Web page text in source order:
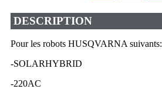
DESCRIPTION
Pour les robots HUSQVARNA suivants:
-SOLARHYBRID
-220AC